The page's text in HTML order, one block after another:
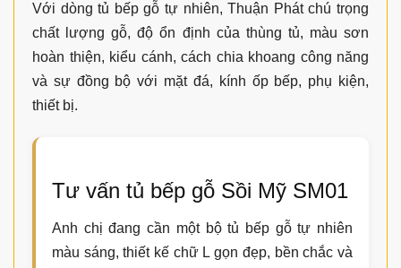
Với dòng tủ bếp gỗ tự nhiên, Thuận Phát chú trọng
chất lượng gỗ, độ ổn định của thùng tủ, màu sơn
hoàn thiện, kiểu cánh, cách chia khoang công năng
và sự đồng bộ với mặt đá, kính ốp bếp, phụ kiện,
thiết bị.
Tư vấn tủ bếp gỗ Sồi Mỹ SM01
Anh chị đang cần một bộ tủ bếp gỗ tự nhiên
màu sáng, thiết kế chữ L gọn đẹp, bền chắc và